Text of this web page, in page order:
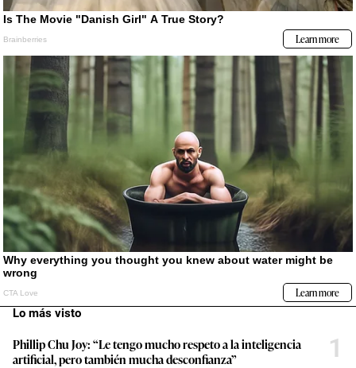
Lo más visto
Phillip Chu Joy: “Le tengo mucho respeto a la inteligencia
artificial, pero también mucha desconfianza”
1